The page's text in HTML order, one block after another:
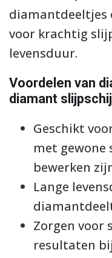
diamantdeeltjes
voor krachtig
levensduur.
Voordelen van
diamant
Geschikt
met
bewerken
Lange
Zorgen voor
resultaten